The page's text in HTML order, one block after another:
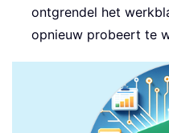
ontgrendel het
opnieuw probeert te